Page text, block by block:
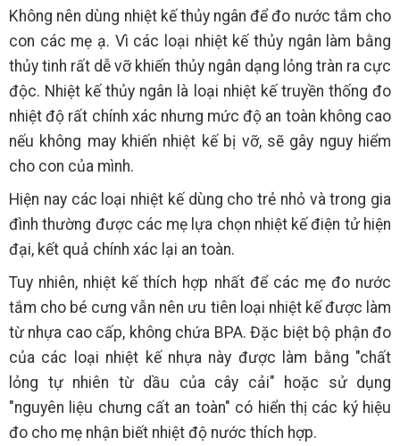
Không nên dùng nhiệt kế thủy ngân để đo nước tắm cho
con các mẹ ạ. Vì các loại nhiệt kế thủy ngân làm bằng
thủy tinh rất dễ vỡ khiến thủy ngân dạng lỏng tràn ra cực
độc. Nhiệt kế thủy ngân là loại nhiệt kế truyền thống đo
nhiệt độ rất chính xác nhưng mức độ an toàn không cao
nếu không may khiến nhiệt kế bị vỡ, sẽ gây nguy hiểm
cho con của mình.
Hiện nay các loại nhiệt kế dùng cho trẻ nhỏ và trong gia
đình thường được các mẹ lựa chọn nhiệt kế điện tử hiện
đại, kết quả chính xác lại an toàn.
Tuy nhiên, nhiệt kế thích hợp nhất để các mẹ đo nước
tắm cho bé cưng vẫn nên ưu tiên loại nhiệt kế được làm
từ nhựa cao cấp, không chứa BPA. Đặc biệt bộ phận đo
của các loại nhiệt kế nhựa này được làm bằng "chất
lỏng tự nhiên từ dầu của cây cải" hoặc sử dụng
"nguyên liệu chưng cất an toàn" có hiển thị các ký hiệu
đo cho mẹ nhận biết nhiệt độ nước thích hợp.